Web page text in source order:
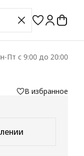
Пт с 9:00 до 20:00
В избранное